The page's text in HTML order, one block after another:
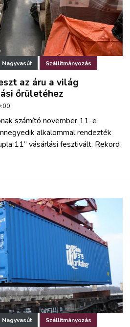
Nagyvasút Szállítmányozás
az áru a világ
őrületéhez
számító november 11-e
alkalommal rendezték
11” vásárlási fesztivált. Rekord
Nagyvasút Szállítmányozás